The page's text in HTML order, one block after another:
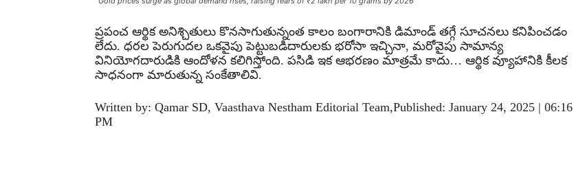
ప్రపంచ ఆర్థిక అనిశ్చితులు కొనసాగుతున్నంత కాలం బంగారానికి డిమాండ్ తగ్గే సూచనలు కనిపించడం
లేదు. ధరల పెరుగుదల ఒకవైపు పెట్టుబడిదారులకు భరోసా ఇచ్చినా, మరోవైపు సామాన్య
వినియోగదారుడికి ఆందోళన కలిగిస్తోంది. పసిడి ఇక ఆభరణం మాత్రమే కాదు… ఆర్థిక వ్యూహానికి కీలక
సాధనంగా మారుతున్న సంకేతాలివి.
Written by: Qamar SD, Vaasthava Nestham Editorial Team,Published: January 24, 2025 | 06:16
PM